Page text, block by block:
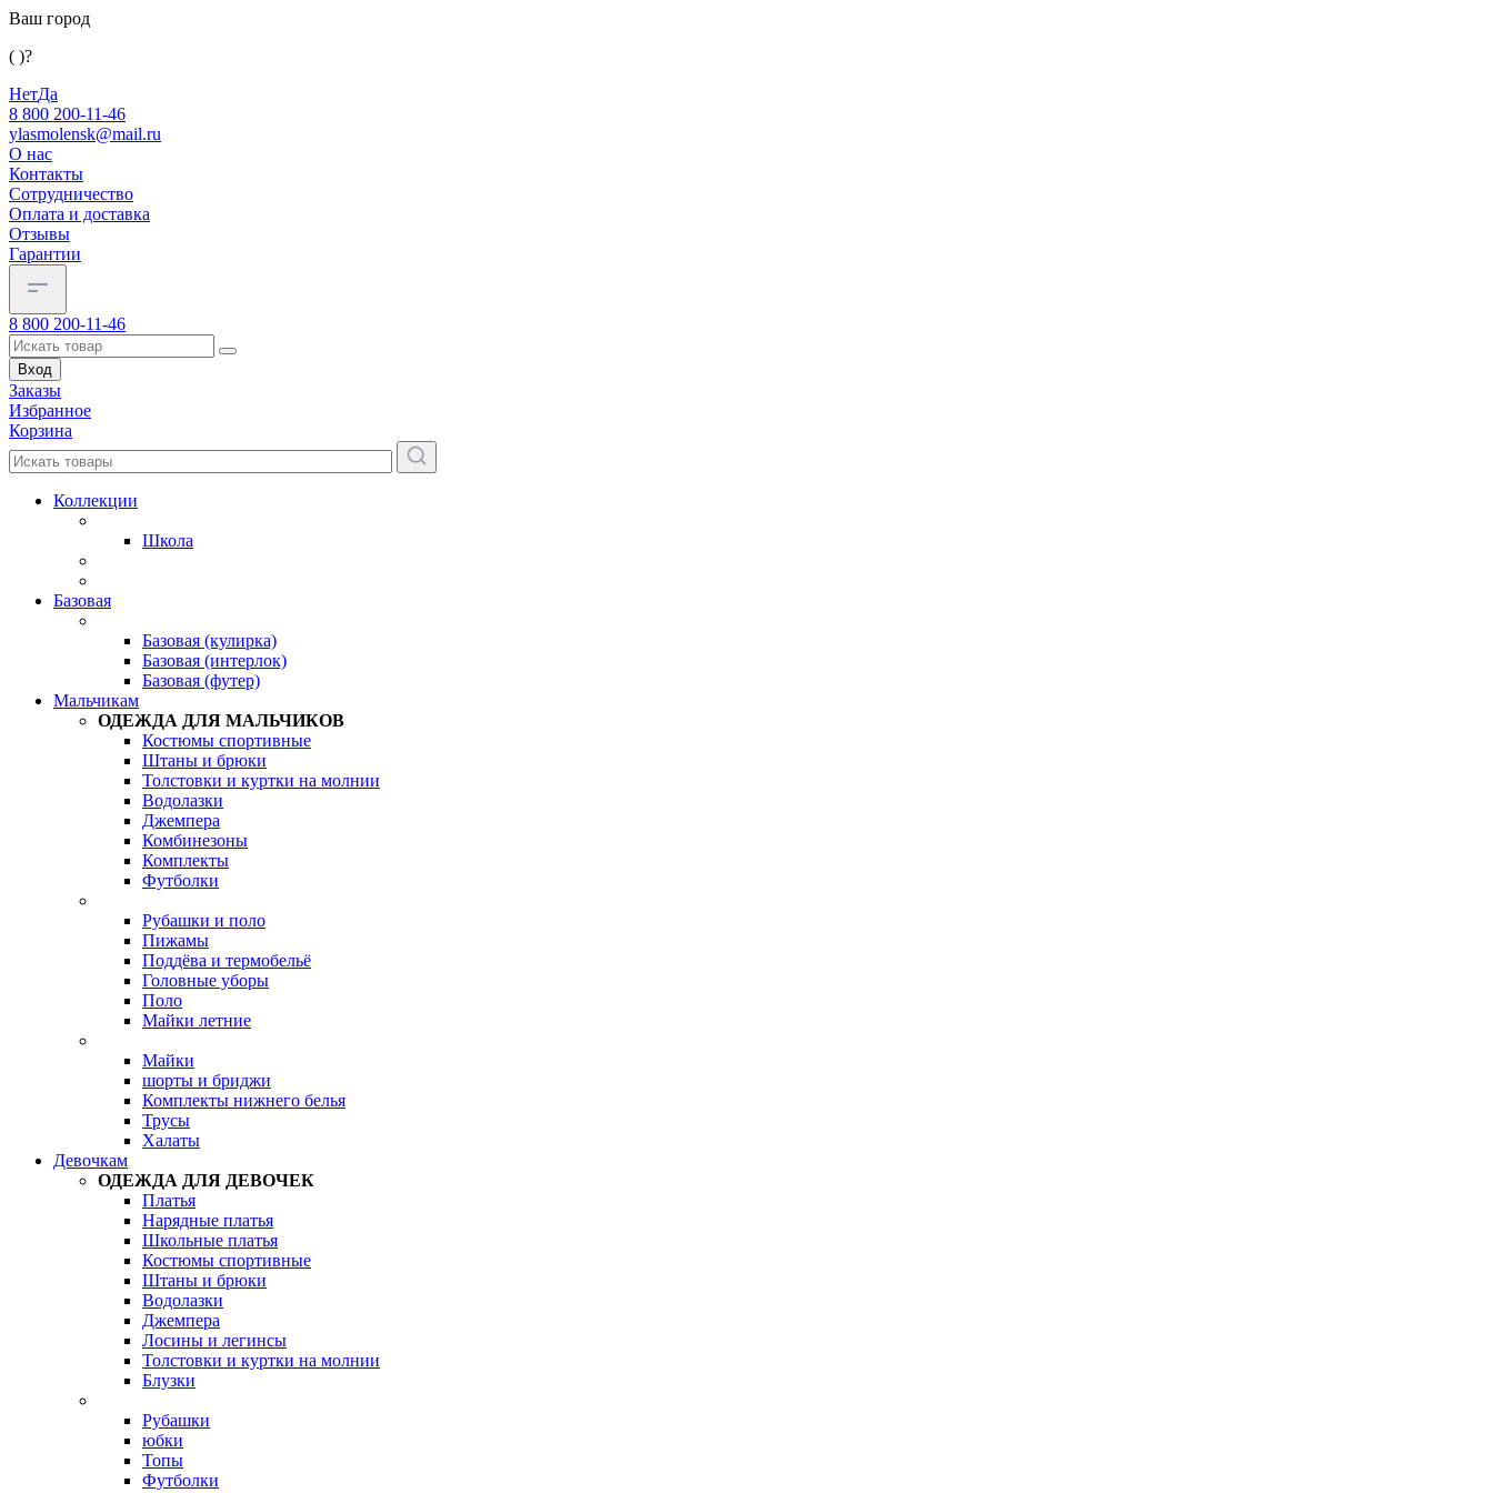
Ваш город
( )?
НетДа
8 800 200-11-46
ylasmolensk@mail.ru
О нас
Контакты
Сотрудничество
Оплата и доставка
Отзывы
Гарантии
8 800 200-11-46
Вход
Заказы
Избранное
Корзина
Коллекции
Школа
Базовая
Базовая (кулирка)
Базовая (интерлок)
Базовая (футер)
Мальчикам
ОДЕЖДА ДЛЯ МАЛЬЧИКОВ
Костюмы спортивные
Штаны и брюки
Толстовки и куртки на молнии
Водолазки
Джемпера
Комбинезоны
Комплекты
Футболки
Рубашки и поло
Пижамы
Поддёва и термобельё
Головные уборы
Поло
Майки летние
Майки
шорты и бриджи
Комплекты нижнего белья
Трусы
Халаты
Девочкам
ОДЕЖДА ДЛЯ ДЕВОЧЕК
Платья
Нарядные платья
Школьные платья
Костюмы спортивные
Штаны и брюки
Водолазки
Джемпера
Лосины и легинсы
Толстовки и куртки на молнии
Блузки
Рубашки
юбки
Топы
Футболки